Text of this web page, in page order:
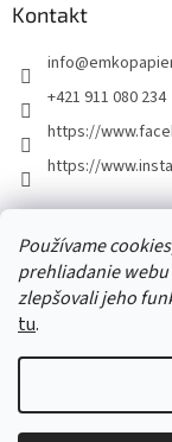
Používame
prehliadanie webu
zlepšovali jeho
tu.
Kontakt
info@
+421 911 080 234
https://
https://
Facebook